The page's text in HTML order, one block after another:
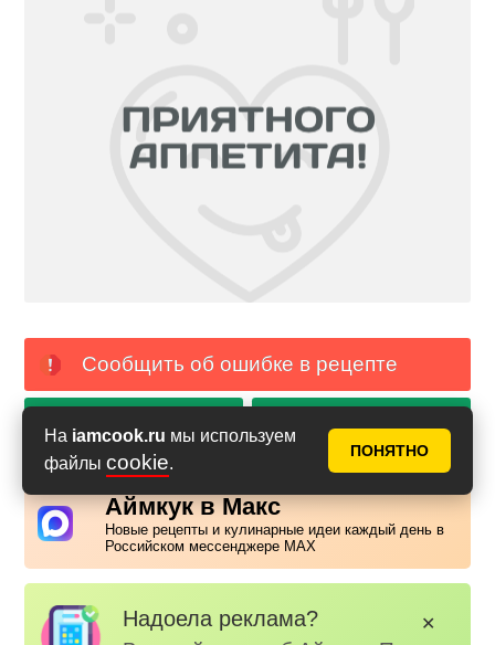
На iamcook.ru мы используем
файлы cookie.
ПОНЯТНО
Сообщить об ошибке в рецепте
PDF с фото PDF без фото
Аймкук в Макс
Новые рецепты и кулинарные идеи каждый день в
Российском мессенджере MAX
Надоела реклама? ✕